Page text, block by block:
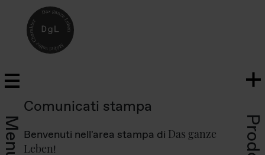
Menu
Comunicati stampa
Benvenuti nell'area stampa di Das ganze
Leben!